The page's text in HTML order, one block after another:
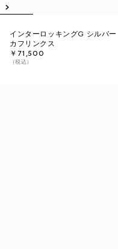
インターロッキングG シルバー
カフリンクス
￥71,500
（税込）